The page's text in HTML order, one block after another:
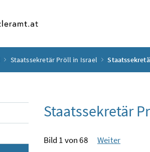
Staatssekretär Pröll in Israel
Staatssekretär
Bild 1 von 68 Weiter